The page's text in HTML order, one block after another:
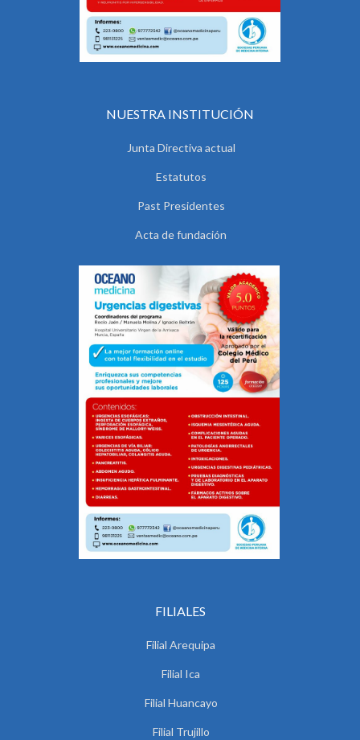
NUESTRA INSTITUCIÓN
Junta Directiva actual
Estatutos
Past Presidentes
Acta de fundación
FILIALES
Filial Arequipa
Filial Ica
Filial Huancayo
Filial Trujillo